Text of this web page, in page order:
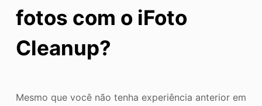
fotos com o iFoto
Cleanup?
Mesmo que você não tenha experiência anterior em